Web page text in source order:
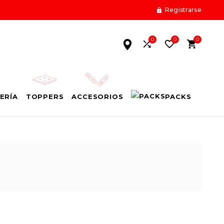
 Registrarse
0 0 0
TOPPERS ACCESORIOS
PACKS